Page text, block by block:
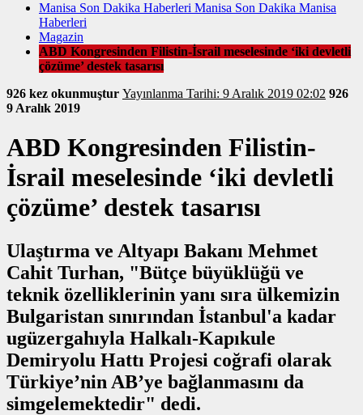
Manisa Son Dakika Haberleri Manisa Son Dakika Manisa
Haberleri
Magazin
ABD Kongresinden Filistin-İsrail meselesinde ‘iki devletli
çözüme’ destek tasarısı
926 kez okunmuştur Yayınlanma Tarihi: 9 Aralık 2019 02:02 926
9 Aralık 2019
ABD Kongresinden Filistin-
İsrail meselesinde ‘iki devletli
çözüme’ destek tasarısı
Ulaştırma ve Altyapı Bakanı Mehmet
Cahit Turhan, "Bütçe büyüklüğü ve
teknik özelliklerinin yanı sıra ülkemizin
Bulgaristan sınırından İstanbul'a kadar
ugüzergahıyla Halkalı-Kapıkule
Demiryolu Hattı Projesi coğrafi olarak
Türkiye’nin AB’ye bağlanmasını da
simgelemektedir" dedi.